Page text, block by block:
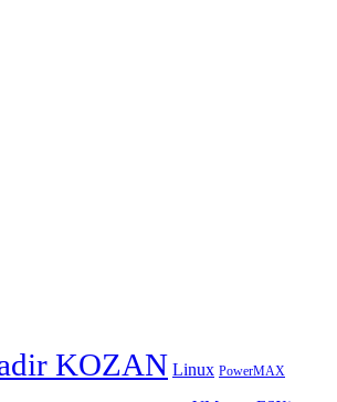
KOZAN Linux PowerMAX